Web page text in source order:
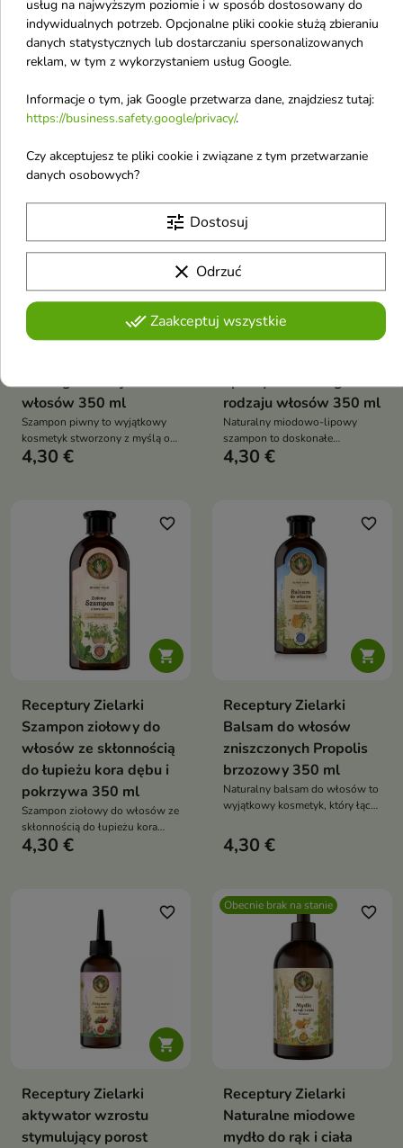
Propolis kwiatowy 350
ml
Propolisowy balsam do włosów
to naturalna odżywka stworzona
regeneracji i pielęgnacji włosów
4,30 €
włosów propolis
kwiatowy 350 ml
Szampon propolisowy
zwiększający objętość włosów
4,30 €

favorite_border
Receptury Zielarki
każdego rodzaju
włosów 350 ml
Szampon piwny to wyjątkowy
kosmetyk stworzony z myślą o
kompleksowej pielęgnacji
4,30 €

favorite_border
Receptury Zielarki
lipowy do każdego
rodzaju włosów 350 ml
Naturalny miodowo-lipowy
szampon to doskonałe
rozwiązanie dla osób
4,30 €

favorite_border
Receptury Zielarki
Szampon ziołowy do
włosów ze skłonnością
do łupieżu kora dębu i
pokrzywa 350 ml
Szampon ziołowy do włosów ze
skłonnością do łupieżu kora
dębu i pokrzywa
4,30 €

favorite_border
Receptury Zielarki
Balsam do włosów
zniszczonych Propolis
brzozowy 350 ml
Naturalny balsam do włosów to
wyjątkowy kosmetyk, który łączy
nowoczesną pielęgnację,
zapewniając włosom
4,30 €

favorite_border
Receptury Zielarki
aktywator wzrostu
stymulujący porost
Obecnie brak na stanie favorite_border
Receptury Zielarki
Naturalne miodowe
mydło do rąk i ciała
usług na najwyższym poziomie i w sposób dostosowany do
indywidualnych potrzeb. Opcjonalne pliki cookie służą zbieraniu
danych statystycznych lub dostarczaniu spersonalizowanych
reklam, w tym z wykorzystaniem usług Google.
Informacje o tym, jak Google przetwarza dane, znajdziesz tutaj:
https://business.safety.google/privacy/.
Czy akceptujesz te pliki cookie i związane z tym przetwarzanie
danych osobowych?
tune Dostosuj
clear Odrzuć
done_allZaakceptuj wszystkie